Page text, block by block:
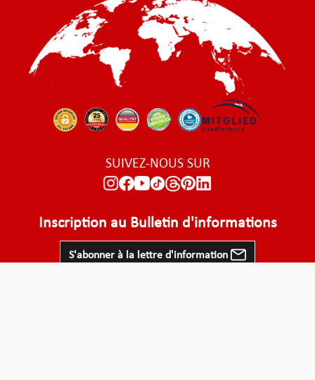
SUIVEZ-NOUS SUR
Inscription au Bulletin d'informations
S'abonner à la lettre d'information